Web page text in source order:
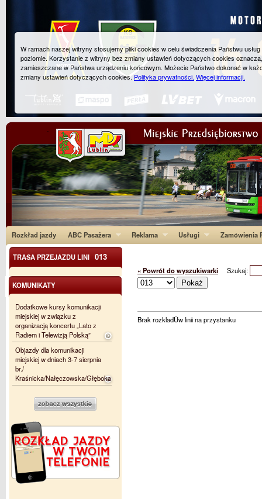
Rozkład jazdy ABC Pasażera Reklama Usługi Zamówienia
« Powrót do wyszukiwarki Szukaj:
Brak rozkladÛw linii na przystanku
TRASA PRZEJAZDU LINI 013
KOMUNIKATY
Dodatkowe kursy komunikacji
miejskiej w związku z
organizacją koncertu „Lato z
Radiem i Telewizją Polską”
Objazdy dla komunikacji
miejskiej w dniach 3-7 sierpnia
br./
Kraśnicka/Nałęczowska/Głęboka
W ramach naszej witryny stosujemy pliki cookies w celu świadczenia Państwu
poziomie. Korzystanie z witryny bez zmiany ustawień dotyczących cookies
zamieszczane w Państwa urządzeniu końcowym. Możecie Państwo dokonać w
zmiany ustawień dotyczących cookies.Polityka prywatności. Więcej informacji.